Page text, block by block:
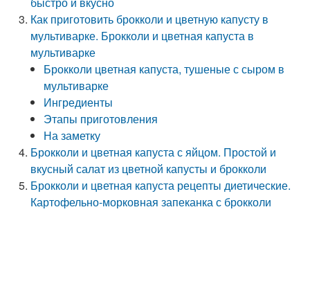
Как приготовить брокколи и цветную капусту в
мультиварке. Брокколи и цветная капуста в
мультиварке
Брокколи цветная капуста, тушеные с сыром в
мультиварке
Ингредиенты
Этапы приготовления
На заметку
Брокколи и цветная капуста с яйцом. Простой и
вкусный салат из цветной капусты и брокколи
Брокколи и цветная капуста рецепты диетические.
Картофельно-морковная запеканка с брокколи